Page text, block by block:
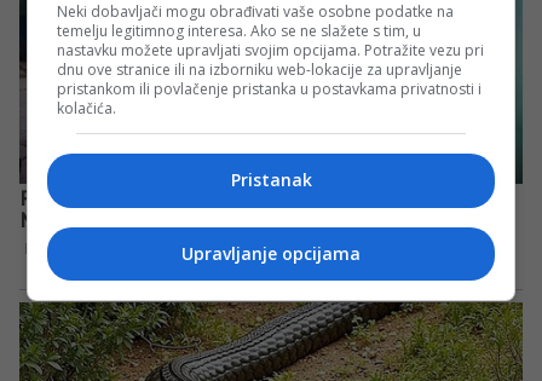
Neki dobavljači mogu obrađivati vaše osobne podatke na
temelju legitimnog interesa. Ako se ne slažete s tim, u
nastavku možete upravljati svojim opcijama. Potražite vezu pri
dnu ove stranice ili na izborniku web-lokacije za upravljanje
pristankom ili povlačenje pristanka u postavkama privatnosti i
kolačića.
Pristanak
Upravljanje opcijama